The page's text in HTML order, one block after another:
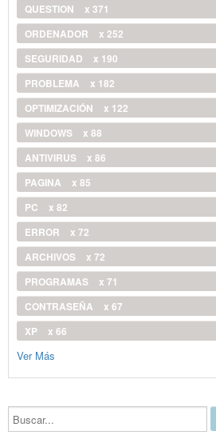
QUESTION
x 371
ORDENADOR
x 252
SEGURIDAD
x 190
PROBLEMA
x 182
OPTIMIZACIÓN
x 122
WINDOWS
x 88
ANTIVIRUS
x 86
PAGINA
x 85
PC
x 82
ERROR
x 72
ARCHIVOS
x 72
PROGRAMAS
x 71
CONTRASEÑA
x 67
XP
x 66
Ver Más
Buscar...